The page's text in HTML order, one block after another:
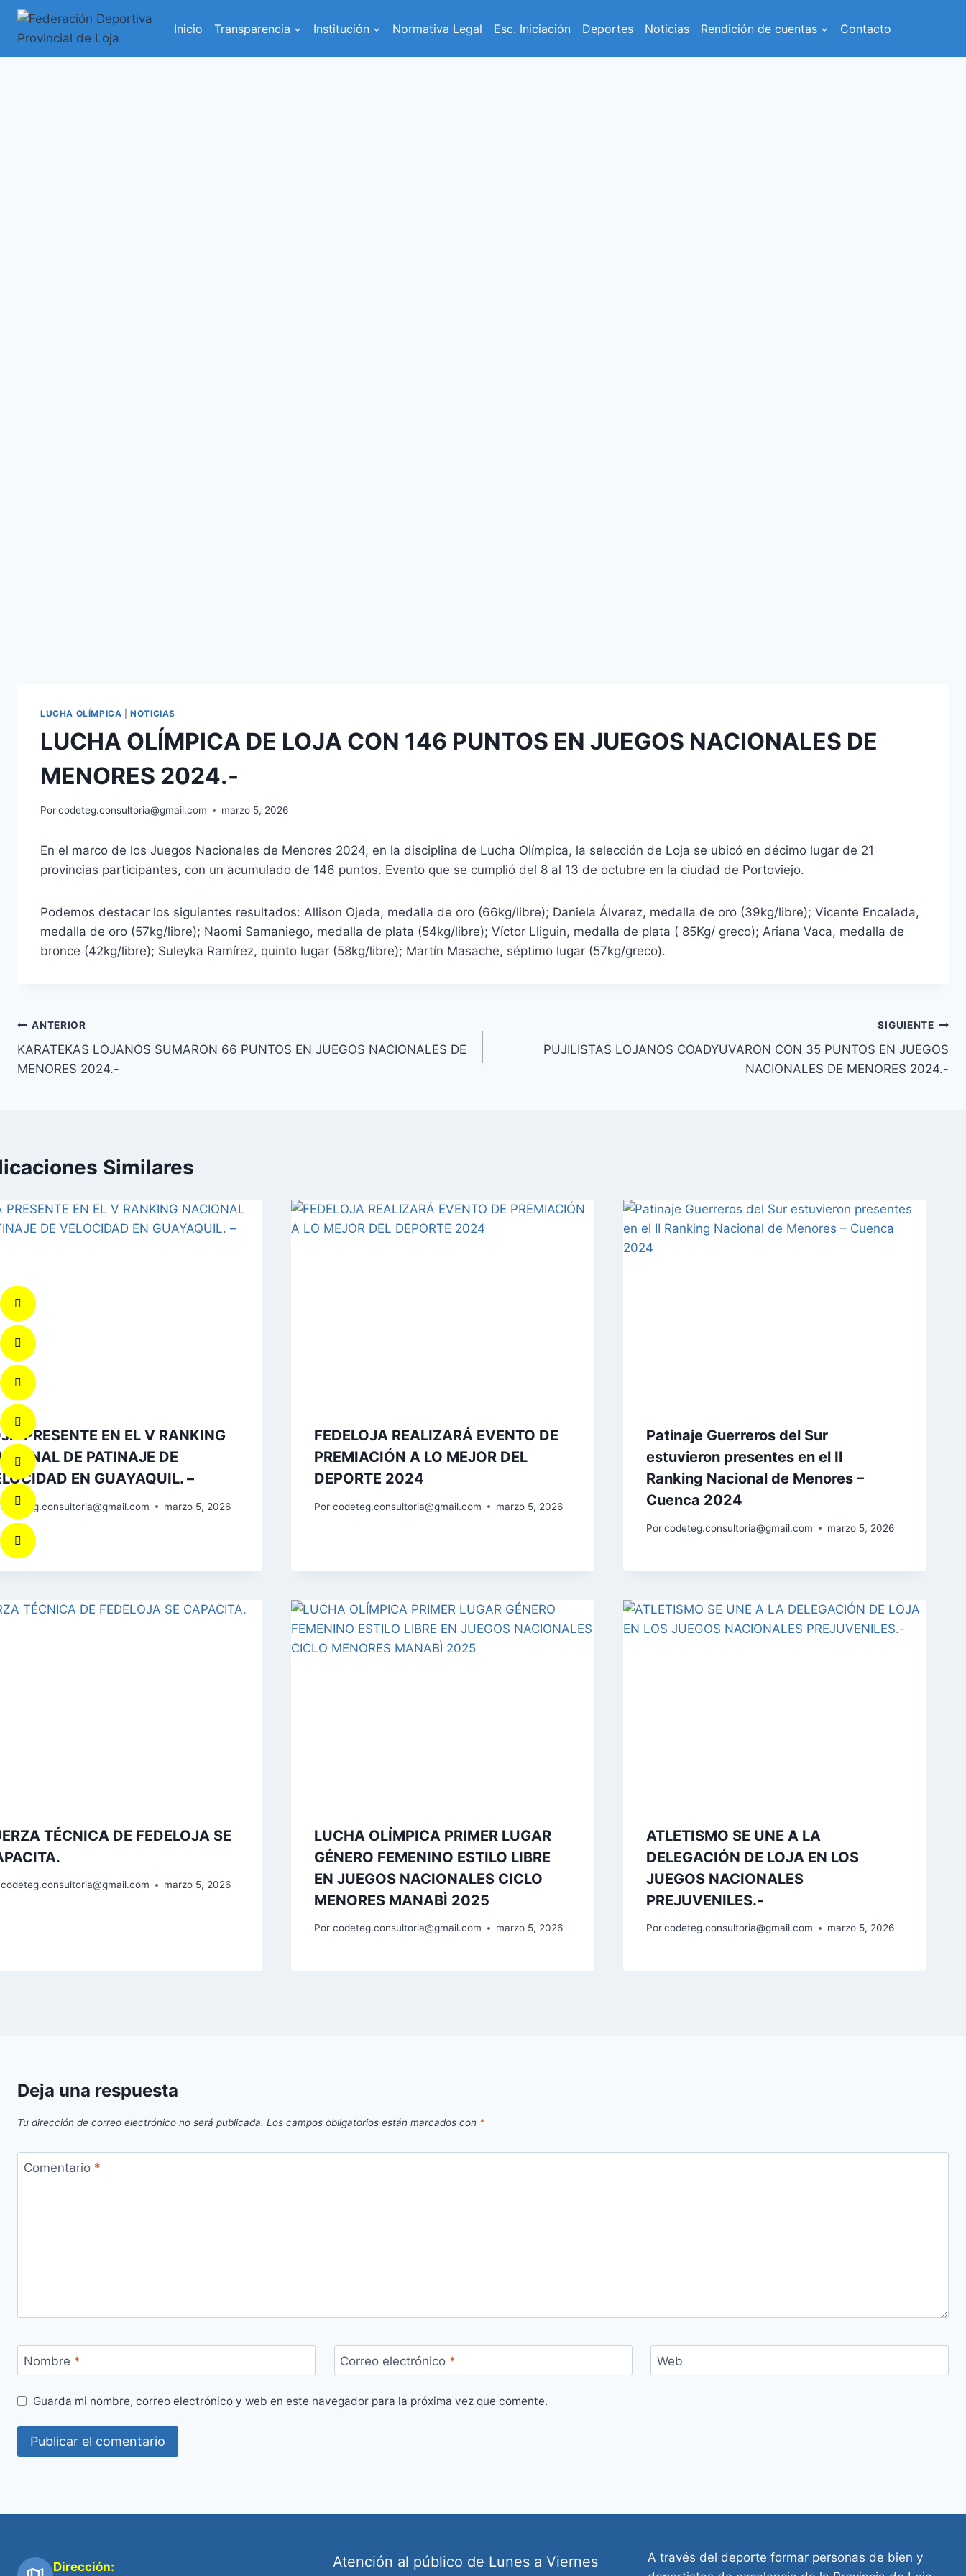
Inicio Transparencia Institución Normativa Legal Esc. Iniciación Deportes Noticias Rendición de cuentas Contacto
LUCHA OLÍMPICA |NOTICIAS
LUCHA OLÍMPICA DE LOJA CON 146 PUNTOS EN JUEGOS NACIONALES DE
MENORES 2024.-
Porcodeteg.consultoria@gmail.com marzo 5, 2026
En el marco de los Juegos Nacionales de Menores 2024, en la disciplina de Lucha Olímpica, la selección de Loja se ubicó en décimo lugar de 21
provincias participantes, con un acumulado de 146 puntos. Evento que se cumplió del 8 al 13 de octubre en la ciudad de Portoviejo.
Podemos destacar los siguientes resultados: Allison Ojeda, medalla de oro (66kg/libre); Daniela Álvarez, medalla de oro (39kg/libre); Vicente Encalada,
medalla de oro (57kg/libre); Naomi Samaniego, medalla de plata (54kg/libre); Víctor Lliguin, medalla de plata ( 85Kg/ greco); Ariana Vaca, medalla de
bronce (42kg/libre); Suleyka Ramírez, quinto lugar (58kg/libre); Martín Masache, séptimo lugar (57kg/greco).
ANTERIOR
KARATEKAS LOJANOS SUMARON 66 PUNTOS EN JUEGOS NACIONALES DE
MENORES 2024.-
SIGUIENTE
PUJILISTAS LOJANOS COADYUVARON CON 35 PUNTOS EN JUEGOS
NACIONALES DE MENORES 2024.-
Similares
PRESENTE EN EL V RANKING
DE PATINAJE DE
EN GUAYAQUIL. –
codeteg.consultoria@gmail.com marzo 5, 2026
FEDELOJA REALIZARÁ EVENTO DE
PREMIACIÓN A LO MEJOR DEL
DEPORTE 2024
Por codeteg.consultoria@gmail.com marzo 5, 2026
Patinaje Guerreros del Sur
estuvieron presentes en el II
Ranking Nacional de Menores –
Cuenca 2024
Por codeteg.consultoria@gmail.com marzo 5, 2026
TÉCNICA DE FEDELOJA SE
codeteg.consultoria@gmail.com marzo 5, 2026
LUCHA OLÍMPICA PRIMER LUGAR
GÉNERO FEMENINO ESTILO LIBRE
EN JUEGOS NACIONALES CICLO
MENORES MANABÌ 2025
Por codeteg.consultoria@gmail.com marzo 5, 2026
ATLETISMO SE UNE A LA
DELEGACIÓN DE LOJA EN LOS
JUEGOS NACIONALES
PREJUVENILES.-
Por codeteg.consultoria@gmail.com marzo 5, 2026
Deja una respuesta
Tu dirección de correo electrónico no será publicada. Los campos obligatorios están marcados con *
Comentario *
Nombre * Correo electrónico * Web
Guarda mi nombre, correo electrónico y web en este navegador para la próxima vez que comente.
Dirección: Atención al público de Lunes a Viernes
A través del deporte formar personas de bien y